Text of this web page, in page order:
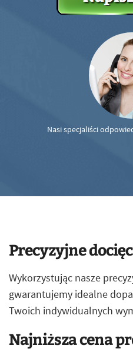
Nasi specjaliści
Precyzyjne
Wykorzystując nasze
gwarantujemy idealne
Twoich indywidualnych
Najniższa cena